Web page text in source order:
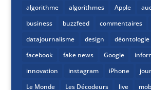
algorithme algorithmes Apple
business
buzzfeed commentaires
datajournalisme
design déontologie
facebook
fake news Google
innovation
instagram iPhone
Le Monde
Les Décodeurs live